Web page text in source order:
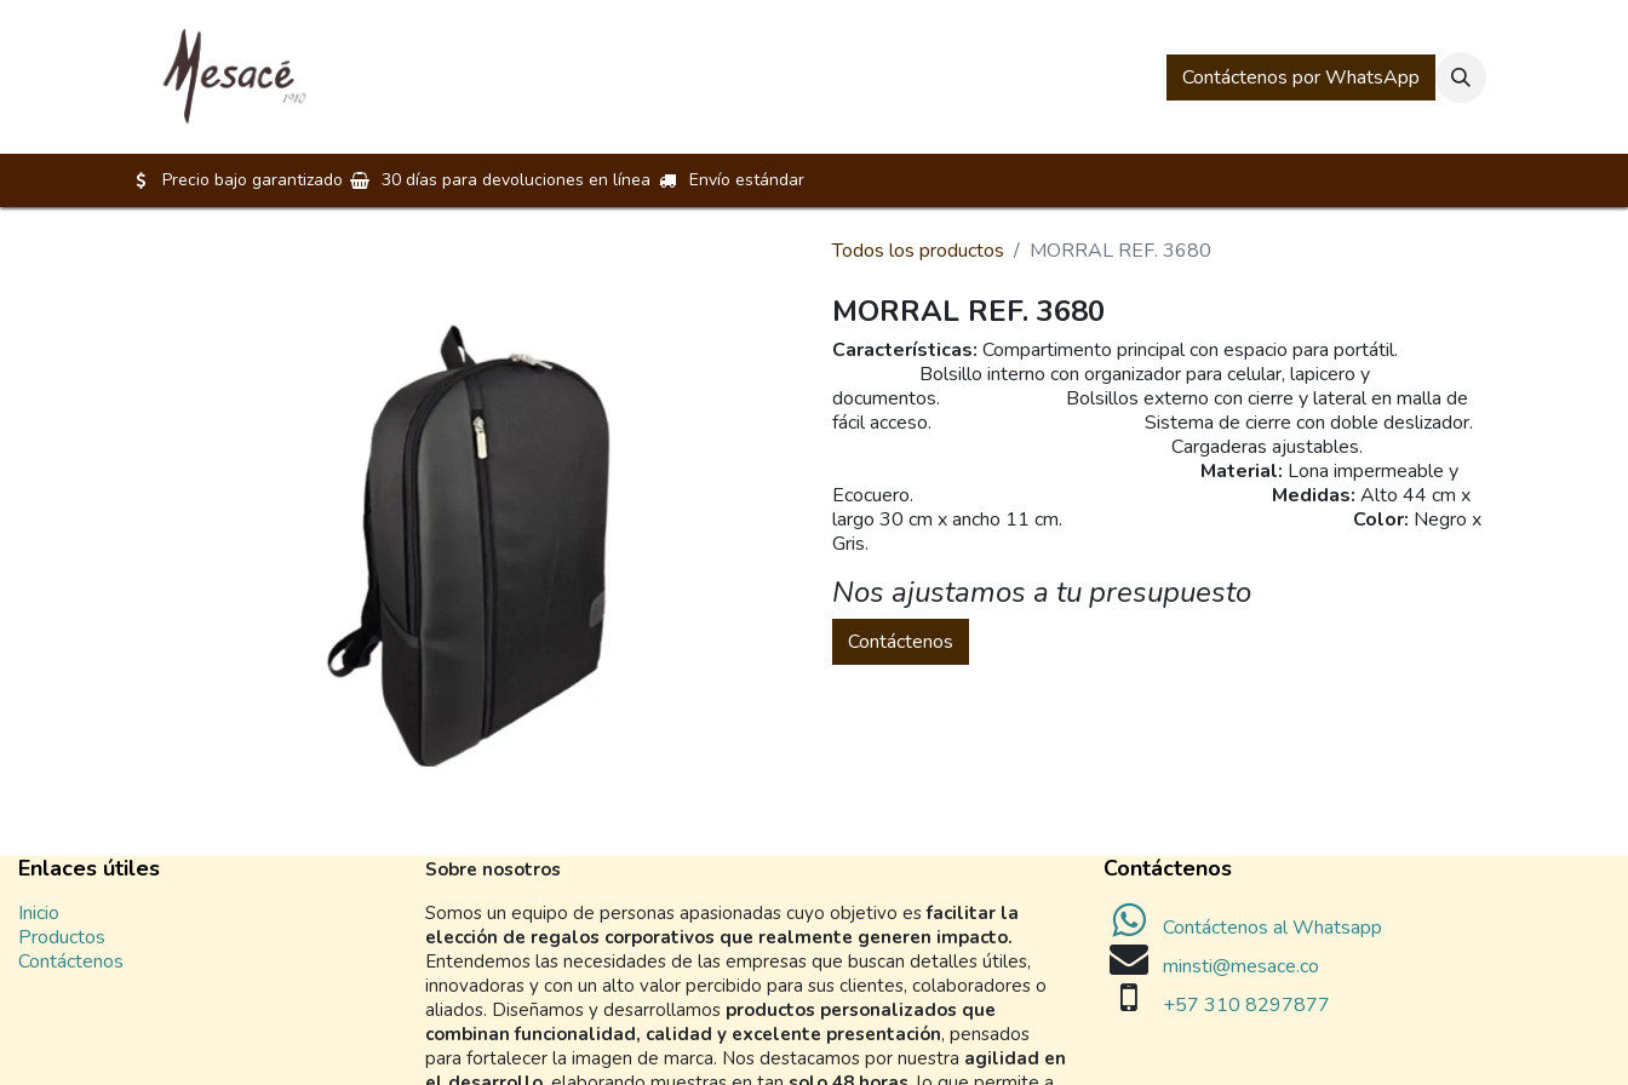
Historia Mesacé
Contáctenos por WhatsApp
Precio bajo garantizado 30 días para devoluciones en línea Envío estándar
Todos los productos MORRAL REF. 3680
MORRAL REF. 3680
Características: Compartimento principal con espacio para portátil.
Bolsillo interno con organizador para celular, lapicero y
documentos. Bolsillos externo con cierre y lateral en malla de
fácil acceso. Sistema de cierre con doble deslizador.
Cargaderas ajustables.
Material: Lona impermeable y
Ecocuero. Medidas: Alto 44 cm x
largo 30 cm x ancho 11 cm. Color: Negro x
Gris.
Nos ajustamos a tu presupuesto
Contáctenos
Enlaces útiles
Inicio
Productos
Contáctenos
Sobre nosotros
Somos un equipo de personas apasionadas cuyo objetivo esfacilitar la
elección de regalos corporativos que realmente generen impacto.
Entendemos las necesidades de las empresas que buscan detalles útiles,
innovadoras y con un alto valor percibido para sus clientes, colaboradores o
aliados. Diseñamos y desarrollamos productos personalizados que
combinan funcionalidad, calidad y excelente presentación, pensados
para fortalecer la imagen de marca. Nos destacamos por nuestra agilidad en
Contáctenos
Contáctenos al Whatsapp
minsti@mesace.co
+57 310 8297877